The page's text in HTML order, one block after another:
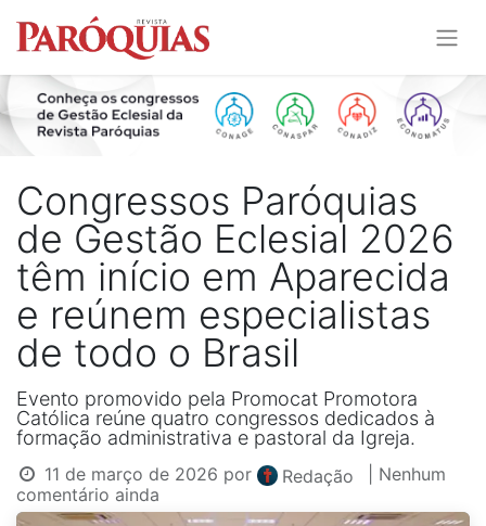
Congressos Paróquias
de Gestão Eclesial 2026
têm início em Aparecida
e reúnem especialistas
de todo o Brasil
Evento promovido pela Promocat Promotora
Católica reúne quatro congressos dedicados à
formação administrativa e pastoral da Igreja.
11 de março de 2026 por Redação
| Nenhum
comentário ainda